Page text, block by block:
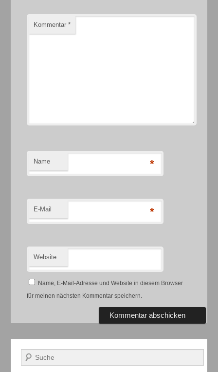
Kommentar*
Name *
E-Mail *
Website
Name, E-Mail-Adresse und Website in diesem Browser
für meinen nächsten Kommentar speichern.
Suchen